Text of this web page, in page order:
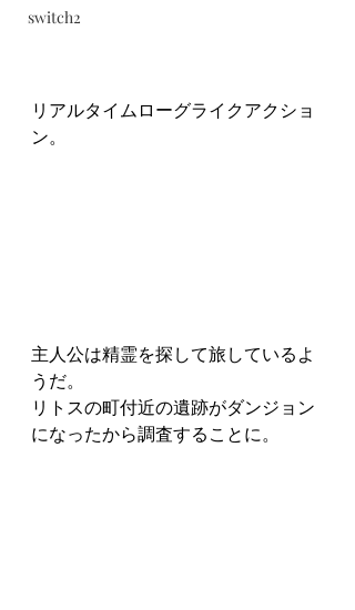
switch2
リアルタイムローグライクアクショ
ン。
主人公は精霊を探して旅しているよ
うだ。
リトスの町付近の遺跡がダンジョン
になったから調査することに。